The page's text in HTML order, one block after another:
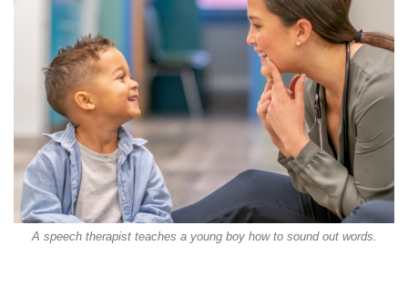
A speech therapist teaches a young boy how to sound out words.